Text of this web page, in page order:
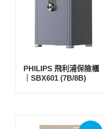
PHILIPS 飛利浦保險櫃
｜SBX601 (7B/8B)